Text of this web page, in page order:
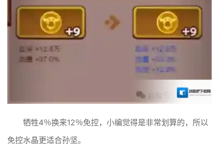
牺牲4％换来12％免控，小编觉得是非常划算的，所以
免控水晶更适合孙坚。